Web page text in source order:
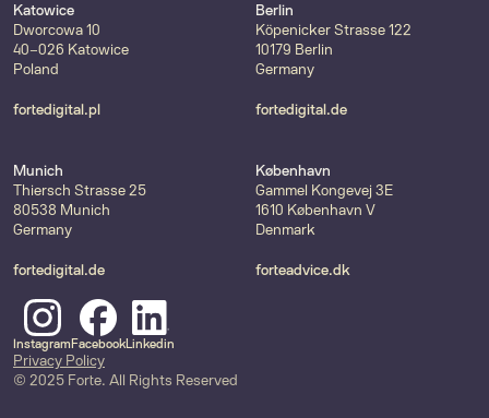
Katowice
Dworcowa 10
40-026 Katowice
Poland
fortedigital.pl
Berlin
Köpenicker Strasse 122
10179 Berlin
Germany
fortedigital.de
Munich
Thiersch Strasse 25
80538 Munich
Germany
fortedigital.de
København
Gammel Kongevej 3E
1610 København V
Denmark
forteadvice.dk
Instagram FacebookLinkedin
Privacy Policy
© 2025 Forte. All Rights Reserved